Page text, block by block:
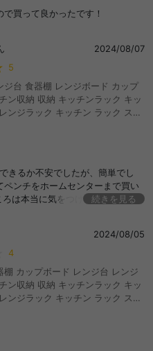
買って良かったです！
2024/08/07
5
ジ台 食器棚 レンジボード カップ
ン収納 収納 キッチンラック キッ
ンジラック キッチン ラック ステ
在宅 スライドレール 炊飯器 コン
すめ 安い
きるか不安でしたが、簡単でし
ンチをホームセンターまで買い
は本当に気をつけてください
続きを見る
2024/08/05
4
棚 カップボード レンジ台 レンジ
ン収納 収納 キッチンラック キッ
ンジラック キッチン ラック ステ